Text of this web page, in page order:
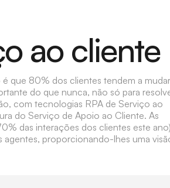
ao cliente
que 80% dos clientes tendem a mudar
do que nunca, não só para
com tecnologias RPA de Serviço ao
do Serviço de Apoio ao Cliente. As
das interações dos clientes este ano)
agentes, proporcionando-lhes uma